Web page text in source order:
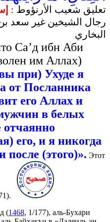
تعليق شعيب الأرنؤوط :
رجال الشيخين غير سعد
البخاري
Са’д ибн Аби
им Аллах)
при) Ухуде я
от Посланника
его Аллах и
в белых
отчаянно
) его, и я никогда
после (этого)». Этот
(1468, 1/177), аль-Бухари